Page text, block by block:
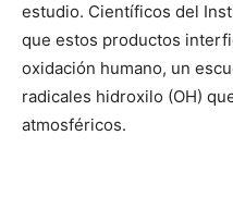
estudio. Científicos del
que estos productos
oxidación humano, un
radicales hidroxilo (OH)
atmosféricos.